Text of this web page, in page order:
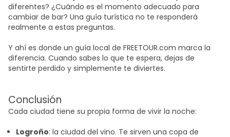
diferentes? ¿Cuándo es el momento adecuado para
cambiar de bar? Una guía turística no te responderá
realmente a estas preguntas.
Y ahí es donde un guía local de FREETOUR.com marca la
diferencia. Cuando sabes lo que te espera, dejas de
sentirte perdido y simplemente te diviertes.
Conclusión
Cada ciudad tiene su propia forma de vivir la noche:
Logroño: la ciudad del vino. Te sirven una copa de